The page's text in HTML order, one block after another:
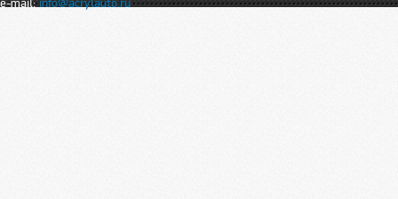
e-mail:info@acrylauto.ru